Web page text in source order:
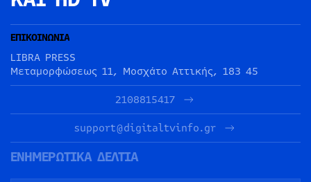
ΕΠΙΚΟΙΝΩΝΙΑ
LIBRA PRESS
Μεταμορφώσεως 11, Μοσχάτο Αττικής, 183 45
2108815417
support@digitaltvinfo.gr
ΕΝΗΜΕΡΩΤΙΚΑ ΔΕΛΤΙΑ